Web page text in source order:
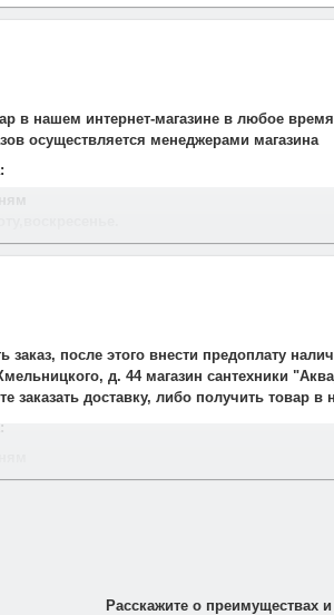
в нашем интернет-магазине в любое время
осуществляется менеджерами магазина
при подтверждении заказа.
доставки, дополнительно мы
подъезда в г.Иваново составляет 700
до подъезда. Разгрузка товара не
заказ, после этого внести предоплату
д. 44 магазин сантехники
заказать доставку, либо получить товар в
расчёту возможна только
получении товара Вы должны
Расскажите о преимуществах